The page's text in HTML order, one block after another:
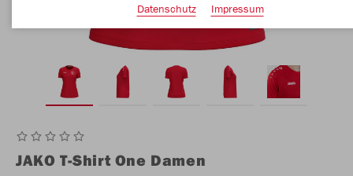
JAKO T-Shirt One Damen
Datenschutz
Impressum